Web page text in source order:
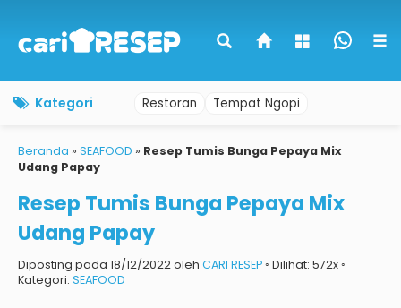
Kategori Restoran Tempat Ngopi
Beranda » SEAFOOD » Resep Tumis Bunga Pepaya Mix
Udang Papay
Resep Tumis Bunga Pepaya Mix
Udang Papay
Diposting pada 18/12/2022 oleh CARI RESEP◦ Dilihat: 572x ◦
Kategori: SEAFOOD